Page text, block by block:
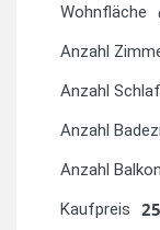
Wohnfläche
Anzahl
Anzahl
Anzahl
Anzahl
Kaufpreis